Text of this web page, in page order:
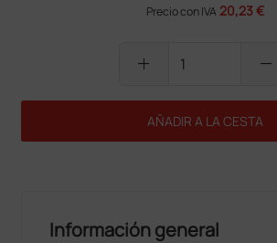
Precio con IVA 20,23 €
add remove
AÑADIR A LA CESTA
Información general